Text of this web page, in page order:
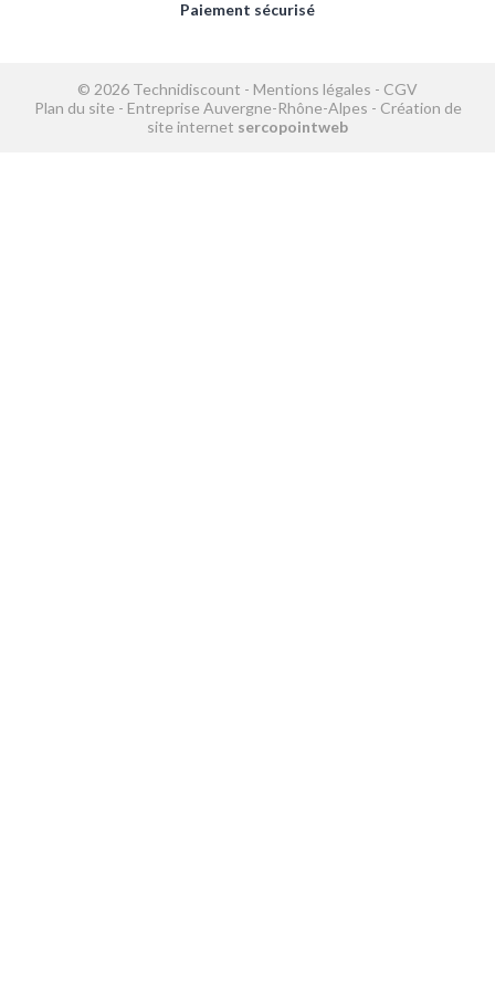
Paiement sécurisé
© 2026 Technidiscount - Mentions légales - CGV
Plan du site - Entreprise Auvergne-Rhône-Alpes - Création de
site internet sercopointweb